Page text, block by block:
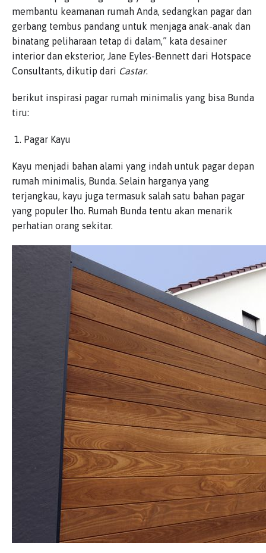
membantu keamanan rumah Anda, sedangkan pagar dan
gerbang tembus pandang untuk menjaga anak-anak dan
binatang peliharaan tetap di dalam,” kata desainer
interior dan eksterior, Jane Eyles-Bennett dari Hotspace
Consultants, dikutip dari Castar.
berikut inspirasi pagar rumah minimalis yang bisa Bunda
tiru:
Pagar Kayu
Kayu menjadi bahan alami yang indah untuk pagar depan
rumah minimalis, Bunda. Selain harganya yang
terjangkau, kayu juga termasuk salah satu bahan pagar
yang populer lho. Rumah Bunda tentu akan menarik
perhatian orang sekitar.